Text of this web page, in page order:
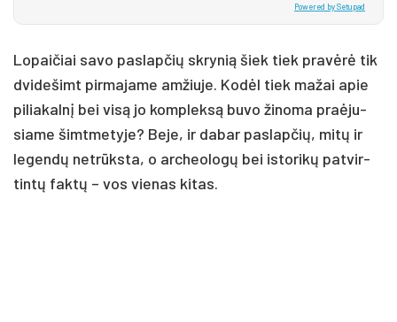
Powered by Setupad
Lo­pai­čiai sa­vo pa­slap­čių skry­nią šiek tiek pra­vė­rė tik
dvi­de­šimt pir­ma­ja­me am­žiu­je. Ko­dėl tiek ma­žai apie
pi­lia­kal­nį bei vi­są jo komp­lek­są bu­vo ži­no­ma praė­ju­
sia­me šimt­me­ty­je? Be­je, ir da­bar pa­slap­čių, mi­tų ir
le­gen­dų ne­trūks­ta, o ar­cheo­lo­gų bei is­to­ri­kų pa­tvir­
tin­tų fak­tų – vos vie­nas ki­tas.